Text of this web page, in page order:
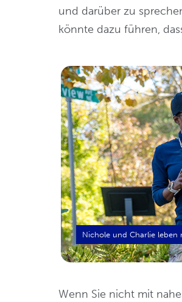
und darüber zu
könnte dazu führen,
Wenn Sie nicht mit